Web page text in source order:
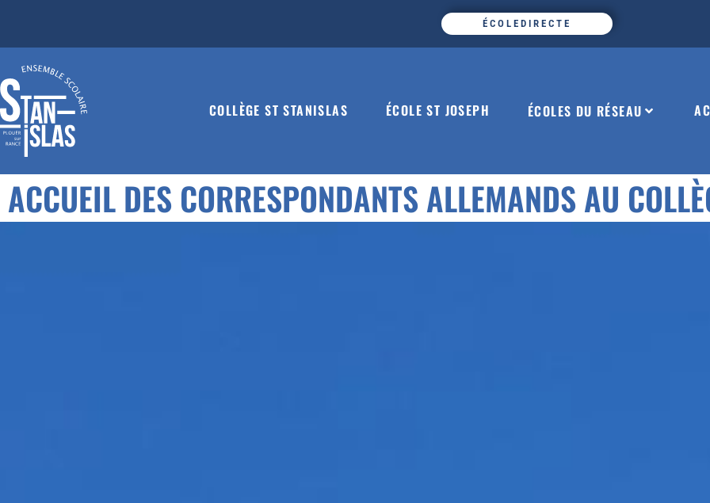
ÉCOLEDIRECTE
COLLÈGE ST STANISLAS ÉCOLE ST JOSEPH ÉCOLES DU RÉSEAU
ACCUEIL DES CORRESPONDANTS ALLEMANDS AU